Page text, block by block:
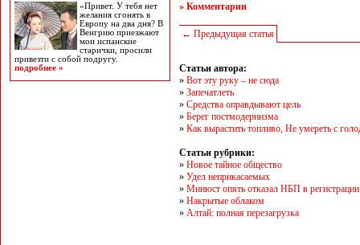
«Привет. У тебя нет
желания сгонять в
Европу на два дня? В
Венгрию приезжают
мои испанские
старички, просили
привезти с собой подругу.
подробнее »
» Комментарии
← Предыдущая статья
Статьи автора:
» Вот эту руку – не сюда
» Запечатлеть
» Средства оправдывают цель
» Берег постмодернизма
» Как вырастить топливо, Не умереть с
Статьи рубрики:
» Новое тайное общество
» Удел неприкасаемых
» Минюст опять отказал НБП в регистрации
» Накрытые облаком
» Алтай: полная перезагрузка